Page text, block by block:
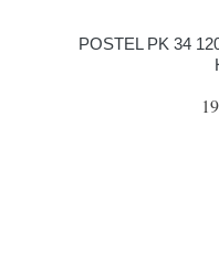
POSTEL PK 34